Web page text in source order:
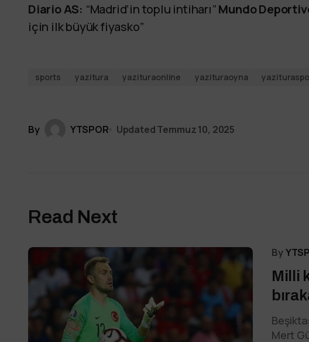
Diario AS: “Madrid’in toplu intiharı”Mundo
için ilk büyük fiyasko”
sports yazitura yazituraonline yazituraoyna
By YTSPOR UpdatedTemmuz 10, 2025
Read Next
By
Milli
Mert